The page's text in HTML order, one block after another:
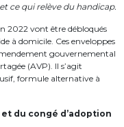
ce qui relève du handicap.
2022 vont être débloqués
à domicile. Ces enveloppes
gouvernemental
(AVP). Il s’agit
formule alternative à
du congé d’adoption